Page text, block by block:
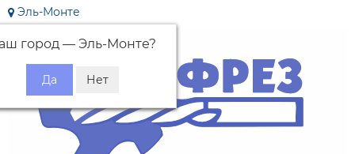
Эль-Монте
город — Эль-Монте?